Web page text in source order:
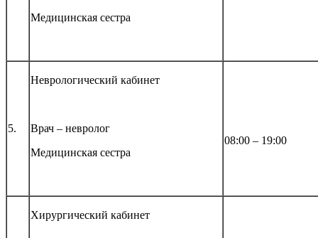
Медицинская сестра
5.
Неврологический кабинет
Врач – невролог
Медицинская сестра
08:00 – 19:00
Хирургический кабинет